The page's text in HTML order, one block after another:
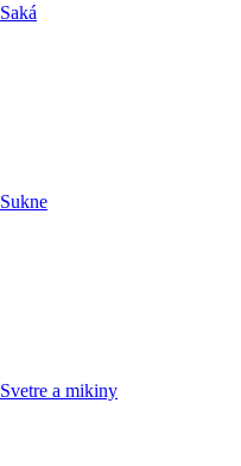
Saká
Sukne
Svetre a mikiny